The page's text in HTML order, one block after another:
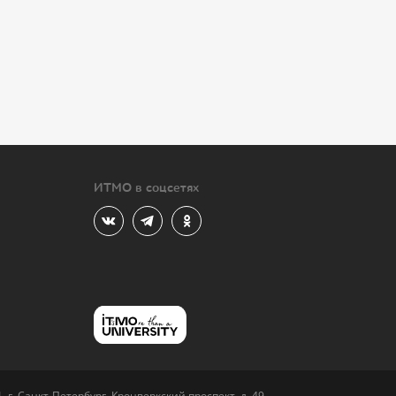
ИТМО в соцсетях